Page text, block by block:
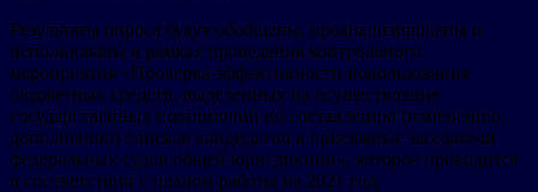
Результаты опроса будут обобщены, проанализированы и
использованы в рамках проведения контрольного
мероприятия «Проверка эффективности использования
бюджетных средств, выделенных на осуществление
государственных полномочий по составлению (изменению,
дополнению) списков кандидатов в присяжные заседатели
федеральных судов общей юрисдикции», которое проводится
в соответствии с планом работы на 2021 год.